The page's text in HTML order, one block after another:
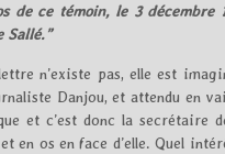
de ce témoin, le 3
Sallé.”
n’existe pas, elle est
Danjou, et attendu en
et c’est donc la secrétaire
en os en face d’elle. Quel